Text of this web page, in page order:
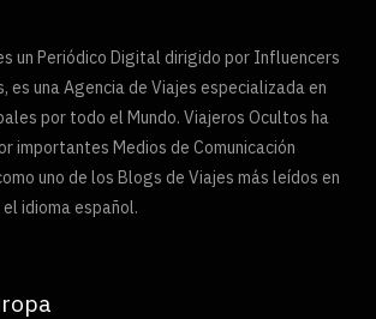
un Periódico Digital dirigido por Influencers
es una Agencia de Viajes especializada en
por todo el Mundo. Viajeros Ocultos ha
importantes Medios de Comunicación
uno de los Blogs de Viajes más leídos en
idioma español.